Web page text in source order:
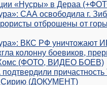
«Нусры» в Дераа
САА освободила г.
отброшены от
ВКС РФ уничтожают
колонну боевиков,
Хомс (ФОТО, ВИДЕО БОЕВ)
причастность
Сирию (ДОКУМЕНТ)